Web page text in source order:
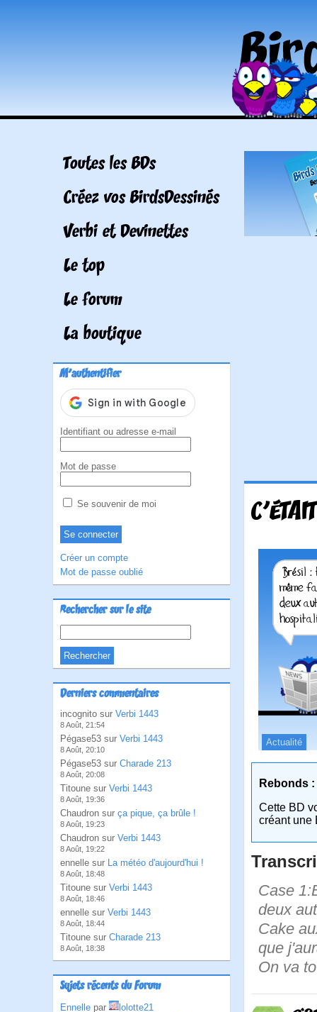
Toutes les BDs
Créez vos BirdsDessinés
Verbi et Devinettes
Le top
Le forum
La boutique
M'authentifier
Identifiant ou adresse e-mail
Mot de passe
Se souvenir de moi
Créer un compte
Mot de passe oublié
Rechercher sur le site
Derniers commentaires
incognito sur Verbi 1443
8 Août, 21:54
Pégase53 sur Verbi 1443
8 Août, 20:10
Pégase53 sur Charade 213
8 Août, 20:08
Titoune sur Verbi 1443
8 Août, 19:36
Chaudron sur ça pique, ça brûle !
8 Août, 19:23
Chaudron sur Verbi 1443
8 Août, 19:22
ennelle sur La météo d'aujourd'hui !
8 Août, 18:48
Titoune sur Verbi 1443
8 Août, 18:46
ennelle sur Verbi 1443
8 Août, 18:44
Titoune sur Charade 213
8 Août, 18:38
Sujets récents du Forum
Ennelle par
lolotte21
Actualité
Rebonds :
Cette BD
créant une
Case
deux
Cake
que
On va